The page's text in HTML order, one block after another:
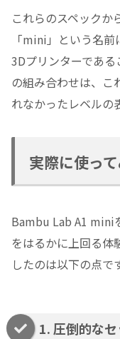
これらのスペック
「mini」という名
3Dプリンターであ
の組み合わせは、こ
れなかったレベルの
実際に使っ
Bambu Lab A1 mini
をはるかに上回る体
したのは以下の点で
1. 圧倒的な